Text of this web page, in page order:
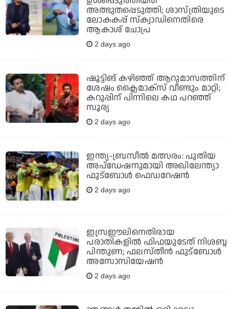
അത്ഭുതപ്പെടുത്തി; ശാസ്ത്രിയുടെ
ലോകകപ്പ് സ്‌ക്വാഡിനെതിരെ
ആകാശ് ചോപ്ര
2 days ago
ഷൂട്ടിങ് കഴിഞ്ഞ് ആറുമാസത്തിന്
ശേഷം ക്ലൈമാക്സ് വീണ്ടും മാറ്റി;
കറുപ്പിന് പിന്നിലെ കഥ പറഞ്ഞ്
സൂര്യ
2 days ago
ഇന്ത്യ-ബ്രസീല്‍ മത്സരം: പുതിയ
അപ്‌ഡേഷനുമായി അഖിലേന്ത്യാ
ഫുട്ബോള്‍ ഫെഡറേഷന്‍
2 days ago
ഇസ്രഈലിനെതിരായ
പരാതികളില്‍ ഫിഫയുടേത് നിശബ്ദ
പിന്തുണ; ഫലസ്തീന്‍ ഫുട്‌ബോള്‍
അസോസിയേഷന്‍
2 days ago